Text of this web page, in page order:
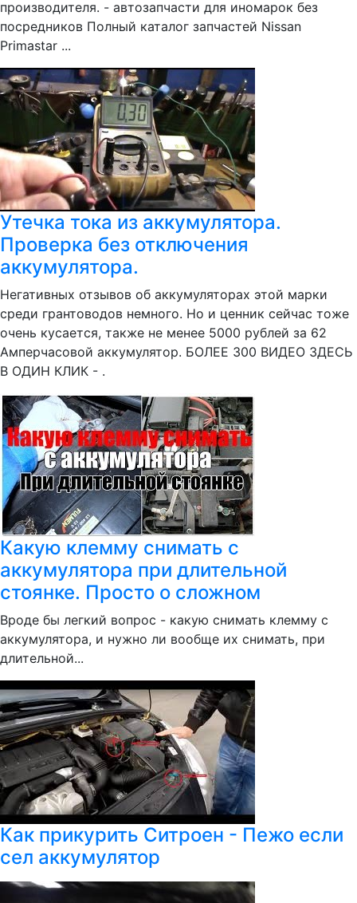
производителя. - автозапчасти для иномарок без
посредников Полный каталог запчастей Nissan
Primastar ...
Утечка тока из аккумулятора.
Проверка без отключения
аккумулятора.
Негативных отзывов об аккумуляторах этой марки
среди грантоводов немного. Но и ценник сейчас тоже
очень кусается, также не менее 5000 рублей за 62
Амперчасовой аккумулятор. БОЛЕЕ 300 ВИДЕО ЗДЕСЬ
В ОДИН КЛИК - .
Какую клемму снимать с
аккумулятора при длительной
стоянке. Просто о сложном
Вроде бы легкий вопрос - какую снимать клемму с
аккумулятора, и нужно ли вообще их снимать, при
длительной...
Как прикурить Ситроен - Пежо если
сел аккумулятор